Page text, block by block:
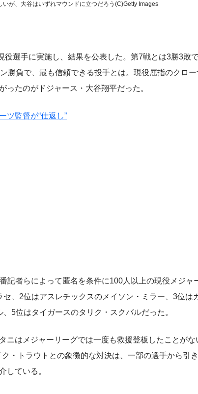
いが、大谷はいずれマウンドに立つだろう(C)Getty Images
選手に実施し、結果を公表した。第7戦とは3勝3敗
勝負で、最も信頼できる投手とは。現役屈指のクロ
たのがドジャース・大谷翔平だった。
ツ監督が“仕返し”
者らによって匿名を条件に100人以上の現役メジャ
、2位はアスレチックスのメイソン・ミラー、3位は
5位はタイガースのタリク・スクバルだった。
はメジャーリーグでは一度も救援登板したことが
・トラウトとの象徴的な対決は、一部の選手から引
している。